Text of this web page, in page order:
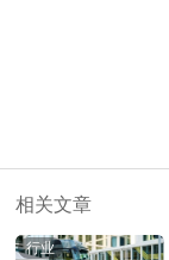
相关文章
行业